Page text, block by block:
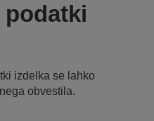
izdelka se lahko
obvestila.